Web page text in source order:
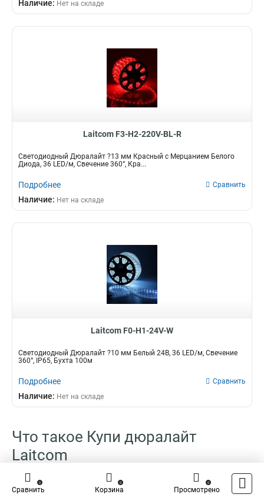
Наличие: Нет на складе
Laitcom F3-H2-220V-BL-R
Светодиодный Дюралайт ?13 мм Красный с Мерцанием Белого
Диода, 36 LED/м, Свечение 360°, Кра...
Подробнее Сравнить
Наличие: Нет на складе
Laitcom F0-H1-24V-W
Светодиодный Дюралайт ?10 мм Белый 24В, 36 LED/м, Свечение
360°, IP65, Бухта 100м
Подробнее Сравнить
Наличие: Нет на складе
Что такое Купи дюралайт
Laitcom
Дюралайт Laitcom - это инноваторский материал, который наконец-
то завоевывает популярность на рынке благодаря своим, как всем
Сравнить
0
Корзина
0
Просмотрено
0